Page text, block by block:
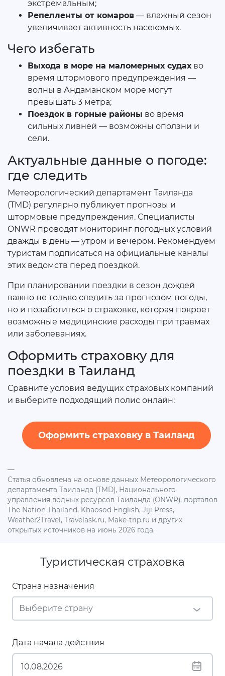
экстремальным;
Репелленты от комаров — влажный сезон
увеличивает активность насекомых.
Чего избегать
Выхода в море на маломерных судах во
время штормового предупреждения —
волны в Андаманском море могут
превышать 3 метра;
Поездок в горные районы во время
сильных ливней — возможны оползни и
сели.
Актуальные данные о погоде:
где следить
Метеорологический департамент Таиланда
(TMD) регулярно публикует прогнозы и
штормовые предупреждения. Специалисты
ONWR проводят мониторинг погодных условий
дважды в день — утром и вечером. Рекомендуем
туристам подписаться на официальные каналы
этих ведомств перед поездкой.
При планировании поездки в сезон дождей
важно не только следить за прогнозом погоды,
но и позаботиться о страховке, которая покроет
возможные медицинские расходы при травмах
или заболеваниях.
Оформить страховку для
поездки в Таиланд
Сравните условия ведущих страховых компаний
и выберите подходящий полис онлайн:
Оформить страховку в Таиланд
—
Статья обновлена на основе данных Метеорологического
департамента Таиланда (TMD), Национального
управления водных ресурсов Таиланда (ONWR), порталов
The Nation Thailand, Khaosod English, Jiji Press,
Weather2Travel, Travelask.ru, Make-trip.ru и других
открытых источников на июнь 2026 года.
Туристическая страховка
Страна назначения
Дата начала действия